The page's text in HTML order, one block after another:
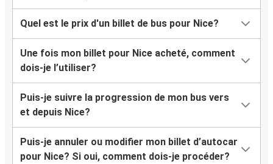
Annecy
Vienne
Nice
Nice
Vienne
Nice
Tarbes
Quel est le prix d'un billet de bus pour Nice?
Une fois mon billet pour Nice acheté, comment
dois-je l’utiliser?
Puis-je suivre la progression de mon bus vers
et depuis Nice?
Puis-je annuler ou modifier mon billet d’autocar
pour Nice? Si oui, comment dois-je procéder?